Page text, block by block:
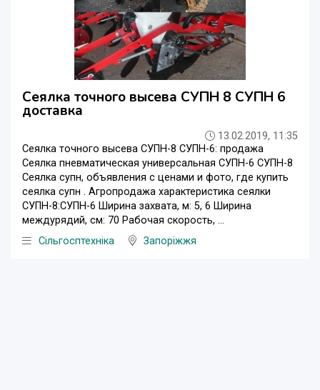
Сеялка точного высева СУПН 8 СУПН 6
доставка
13.02.2019, 11:35
Сеялка точного высева СУПН-8 СУПН-6: продажа
Сеялка пневматическая универсальная СУПН-6 СУПН-8
Сеялка супн, объявления с ценами и фото, где купить
сеялка супн . Агропродажа характеристика сеялки
СУПН-8:СУПН-6 Ширина захвата, м: 5, 6 Ширина
междурядий, см: 70 Рабочая скорость, ...
Сільгосптехніка
Запоріжжя